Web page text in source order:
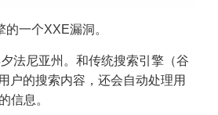
一个XXE漏洞。
法尼亚州。和传统搜索引擎（谷
户的搜索内容，还会自动处理用
信息。